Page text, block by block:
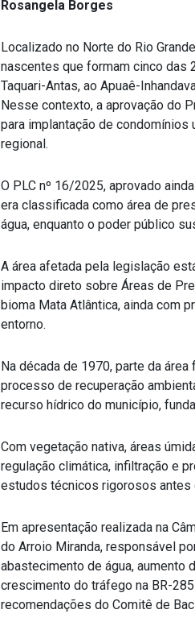
Rosangela Borges
Localizado no Norte do Rio
nascentes que formam cinco das
Taquari-Antas, ao Apuaê-
Nesse contexto, a aprovação do
para implantação de
regional.
O PLC nº 16/2025, aprovado
era classificada como área de
água, enquanto o poder público
A área afetada pela legislação
impacto direto sobre Áreas de
bioma Mata Atlântica, ainda com
entorno.
Na década de 1970, parte da
processo de recuperação
recurso hídrico do município,
Com vegetação nativa, áreas
regulação climática, infiltração e
estudos técnicos rigorosos antes
Em apresentação realizada na
do Arroio Miranda, responsável
abastecimento de água, aumento
crescimento do tráfego na BR-
recomendações do Comitê de